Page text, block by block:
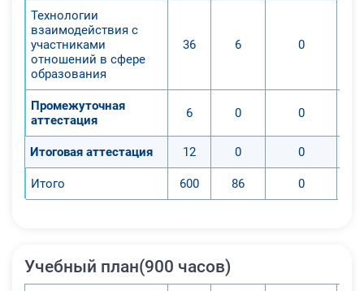
Технологии
взаимодействия с
участниками
отношений в сфере
образования
36 6 0
Промежуточная
аттестация
6 0 0
Итоговая аттестация 12 0 0
Итого 600 86 0
Учебный план(900 часов)